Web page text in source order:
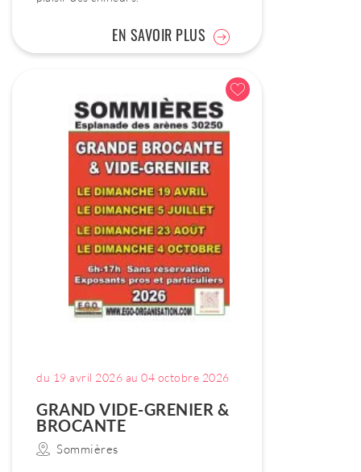
EN SAVOIR PLUS
du 19 avril 2026 au 04 octobre 2026
GRAND VIDE-GRENIER &
BROCANTE
Sommières